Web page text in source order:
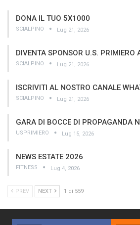
DONA IL TUO 5X1000
SCIALPINO Lug 21, 2026
DIVENTA SPONSOR U.S. PRIMIERO
SCIALPINO Lug 21, 2026
ISCRIVITI AL NOSTRO CANALE
SCIALPINO Lug 21, 2026
GARA DI BOCCE DI PROPAGANDA
USPRIMIERO Lug 15, 2026
NEWS ESTATE 2026
FITNESS Lug 4, 2026
PREV NEXT 1 di 559